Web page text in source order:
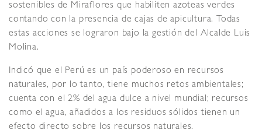
sostenibles de Miraflores que habiliten azoteas verdes
contando con la presencia de cajas de apicultura. Todas
estas acciones se lograron bajo la gestión del Alcalde Luis
Molina.
Indicó que el Perú es un país poderoso en recursos
naturales, por lo tanto, tiene muchos retos ambientales;
cuenta con el 2% del agua dulce a nivel mundial; recursos
como el agua, añadidos a los residuos sólidos tienen un
efecto directo sobre los recursos naturales.